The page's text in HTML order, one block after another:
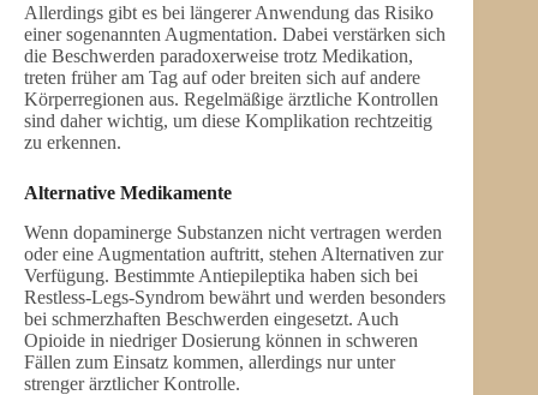
Allerdings gibt es bei längerer Anwendung das Risiko
einer sogenannten Augmentation. Dabei verstärken sich
die Beschwerden paradoxerweise trotz Medikation,
treten früher am Tag auf oder breiten sich auf andere
Körperregionen aus. Regelmäßige ärztliche Kontrollen
sind daher wichtig, um diese Komplikation rechtzeitig
zu erkennen.
Alternative Medikamente
Wenn dopaminerge Substanzen nicht vertragen werden
oder eine Augmentation auftritt, stehen Alternativen zur
Verfügung. Bestimmte Antiepileptika haben sich bei
Restless-Legs-Syndrom bewährt und werden besonders
bei schmerzhaften Beschwerden eingesetzt. Auch
Opioide in niedriger Dosierung können in schweren
Fällen zum Einsatz kommen, allerdings nur unter
strenger ärztlicher Kontrolle.